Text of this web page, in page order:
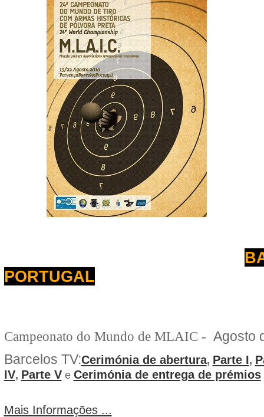
PORTUGAL
Campeonato do Mundo de MLAIC - Agosto
Barcelos TV:Cerimónia de abertura, Parte I,
IV, Parte Ve Cerimónia de entrega de prémios
Mais Informações ...